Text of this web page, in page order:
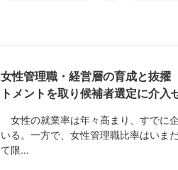
女性管理職・経営層の育成と抜
トメントを取り候補者選定に介入
女性の就業率は年々高まり、すでに
いる。一方で、女性管理職比率はいま
て限...